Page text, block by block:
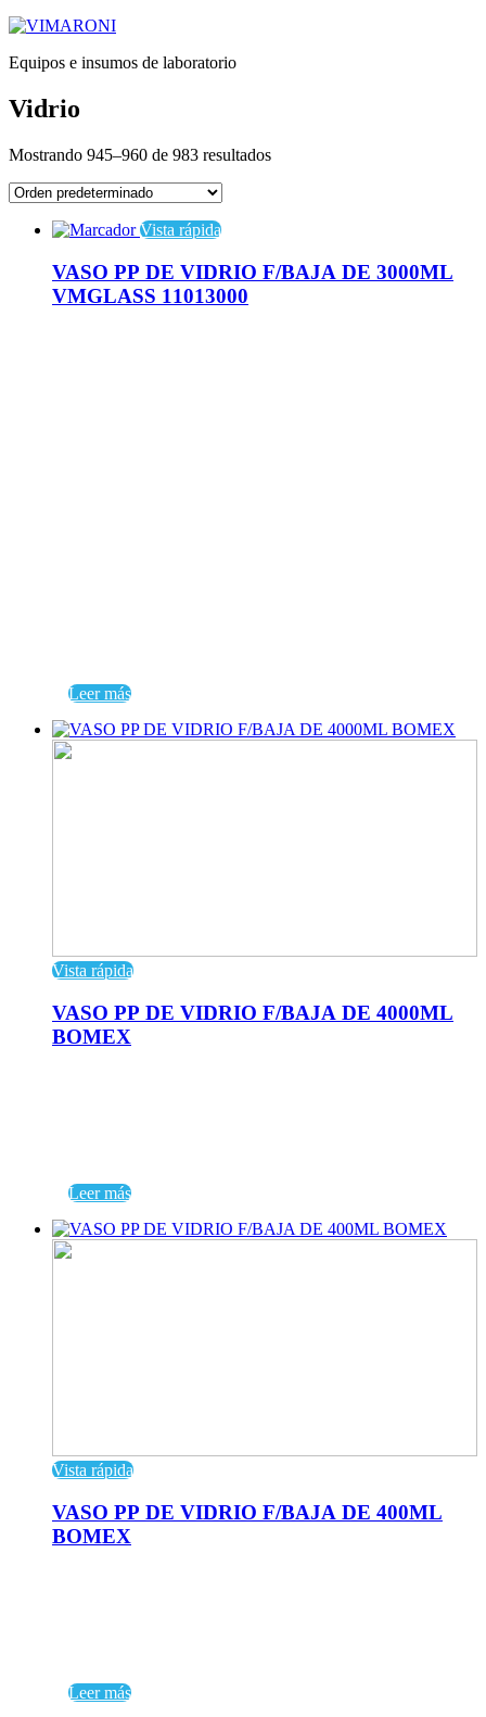
Equipos e insumos de laboratorio
Vidrio
Mostrando 945–960 de 983 resultados
Vista rápida
VASO PP DE VIDRIO F/BAJA DE 3000ML
VMGLASS 11013000
Leer más
Vista rápida
VASO PP DE VIDRIO F/BAJA DE 4000ML
BOMEX
Leer más
Vista rápida
VASO PP DE VIDRIO F/BAJA DE 400ML
BOMEX
Leer más